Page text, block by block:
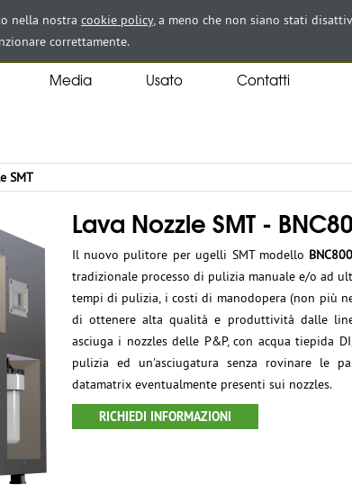
Select
Media Usato Contatti
SMT
Lava Nozzle SMT -
Il nuovo pulitore per ugelli SMT modello BNC800
tradizionale processo di pulizia manuale e/o ad
tempi di pulizia, i costi di manodopera (non più
di ottenere alta qualità e produttività dalle
asciuga i nozzles delle P&P, con acqua tiepida
pulizia ed un'asciugatura senza rovinare le
datamatrix eventualmente presenti sui nozzles.
RICHIEDI INFORMAZIONI
nella nostra cookie policy, a meno che non siano stati
correttamente.